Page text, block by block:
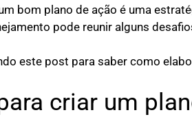
bom plano de ação é uma
pode reunir alguns
este post para saber como
criar um